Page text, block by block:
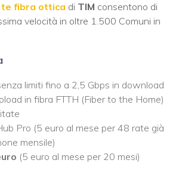
fibra ottica di TIM consentono di
velocità in oltre 1.500 Comuni in
limiti fino a 2,5 Gbps in download
in fibra FTTH (Fiber to the Home)
Pro (5 euro al mese per 48 rate già
mensile)
(5 euro al mese per 20 mesi)